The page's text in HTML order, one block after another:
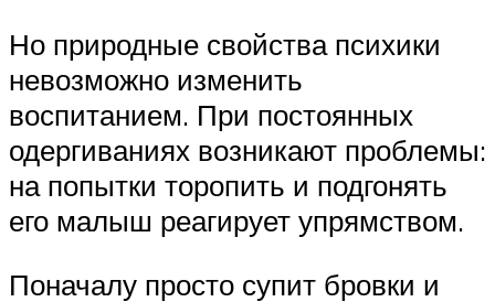
Но природные свойства психики
невозможно изменить
воспитанием. При постоянных
одергиваниях возникают проблемы:
на попытки торопить и подгонять
его малыш реагирует упрямством.
Поначалу просто супит бровки и